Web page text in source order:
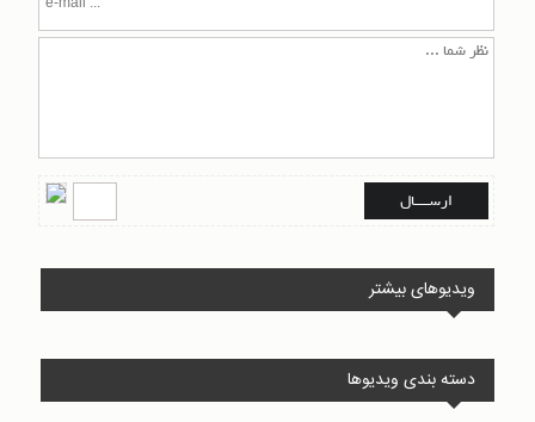
ویدیوهای بیشتر
دسته بندی ویدیوها